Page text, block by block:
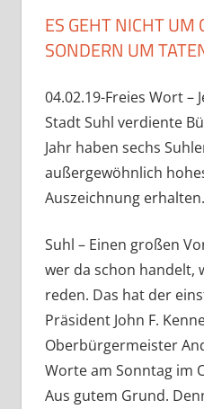
ES GEHT NICHT UM
ONDERN UM TATEN
04.02.19-Freies Wort –
Stadt Suhl verdiente
Jahr haben sechs
außergewöhnlich
Auszeichnung erhalten.
Suhl – Einen großen
wer da schon handelt,
reden. Das hat der
Präsident John F.
Oberbürgermeister
Worte am Sonntag im
Aus gutem Grund.